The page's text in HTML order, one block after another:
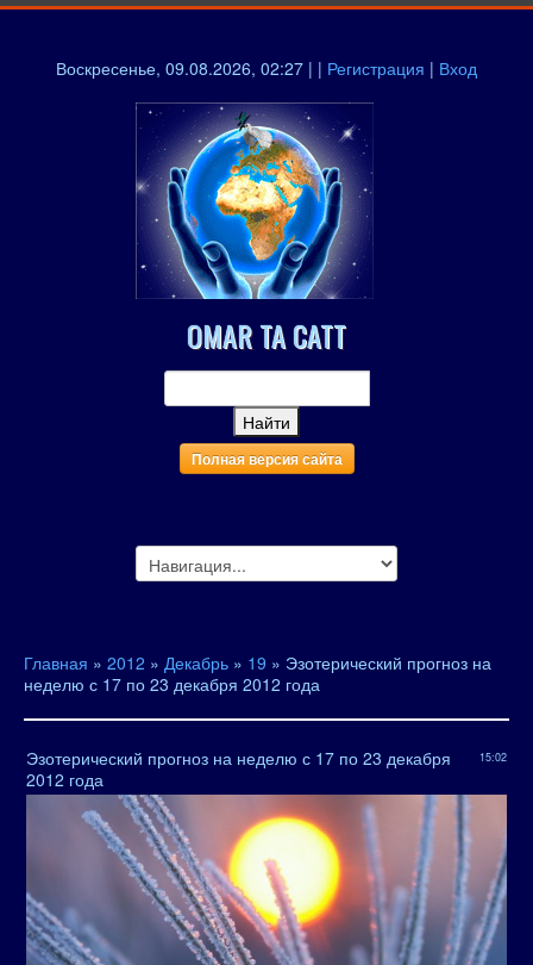
Воскресенье, 09.08.2026, 02:27 | | Регистрация | Вход
OMAR TA CATT
Полная версия сайта
Главная » 2012 » Декабрь » 19 » Эзотерический прогноз на
неделю с 17 по 23 декабря 2012 года
15:02
Эзотерический прогноз на неделю с 17 по 23 декабря
2012 года